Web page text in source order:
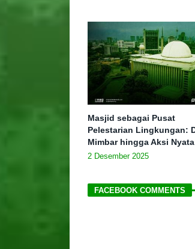
Masjid sebagai Pusat
Pelestarian Lingkungan:
Mimbar hingga Aksi Nyata
2 Desember 2025
FACEBOOK COMMENTS